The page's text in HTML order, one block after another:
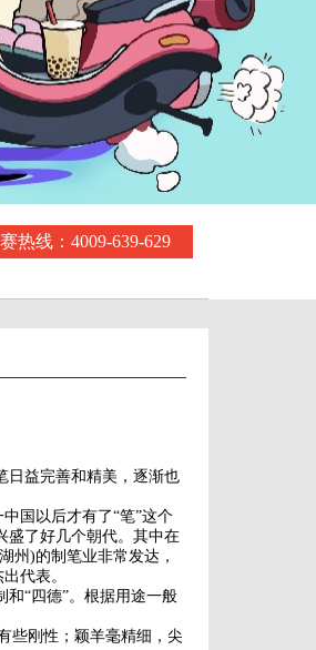
热线：4009-639-629
日益完善和精美，逐渐也
国以后才有了“笔”这个
盛了好几个朝代。其中在
州)的制笔业非常发达，
代表。
“四德”。根据用途一般
些刚性；颖羊毫精细，尖